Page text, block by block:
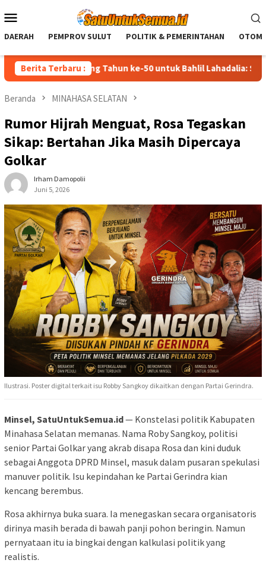
ke
Mobile
DAERAH PEMPROV SULUT POLITIK & PEMERINTAHAN
Berita Terbaru :
Ulang Tahun ke-50 untuk Bahlil Lahadalia: Semoga Diberi
Beranda MINAHASA SELATAN
Rumor Hijrah Menguat, Rosa Tegaskan
Sikap: Bertahan Jika Masih Dipercaya
Golkar
Irham Damopolii
Juni 5, 2026
Ilustrasi. Poster digital terkait isu Robby Sangkoy dikaitkan dengan Partai Gerindra.
Minsel, SatuUntukSemua.id— Konstelasi politik Kabupaten
Minahasa Selatan memanas. Nama Roby Sangkoy, politisi
senior Partai Golkar yang akrab disapa Rosa dan kini duduk
sebagai Anggota DPRD Minsel, masuk dalam pusaran spekulasi
manuver politik. Isu kepindahan ke Partai Gerindra kian
kencang berembus.
Rosa akhirnya buka suara. Ia menegaskan secara organisatoris
dirinya masih berada di bawah panji pohon beringin. Namun
pernyataan itu ia bingkai dengan kalkulasi politik yang
realistis.